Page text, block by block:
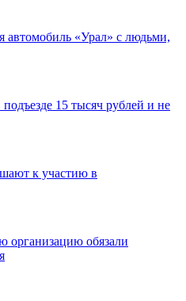
автомобиль «Урал» с людьми,
15 тысяч рублей и не
к участию в
организацию обязали